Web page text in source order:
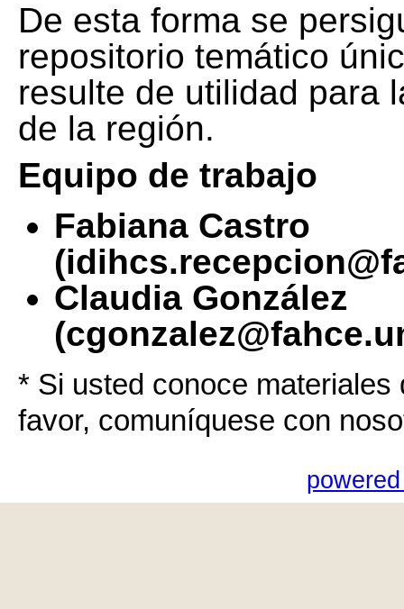
De esta forma se
repositorio temático
resulte de utilidad para
de la región.
Equipo de trabajo
Fabiana Castro
Claudia González
* Si usted conoce
favor, comuníquese con